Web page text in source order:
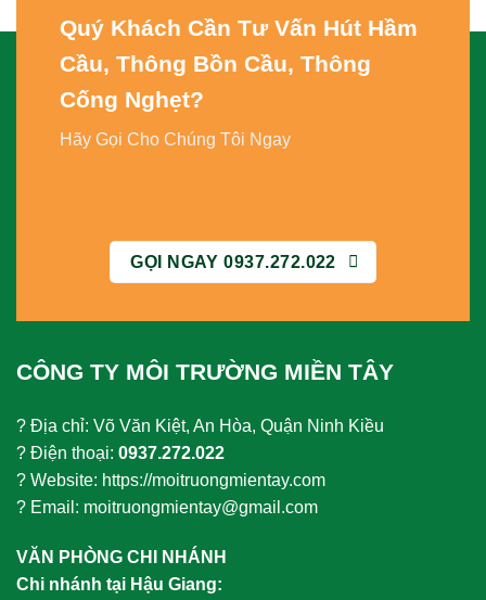
Quý Khách Cần Tư Vấn Hút Hầm
Cầu, Thông Bồn Cầu, Thông
Cống Nghẹt?
Hãy Gọi Cho Chúng Tôi Ngay
GỌI NGAY 0937.272.022
CÔNG TY MÔI TRƯỜNG MIỀN TÂY
? Địa chỉ: Võ Văn Kiệt, An Hòa, Quận Ninh Kiều
? Điện thoại: 0937.272.022
? Website: https://moitruongmientay.com
? Email: moitruongmientay@gmail.com
VĂN PHÒNG CHI NHÁNH
Chi nhánh tại Hậu Giang: